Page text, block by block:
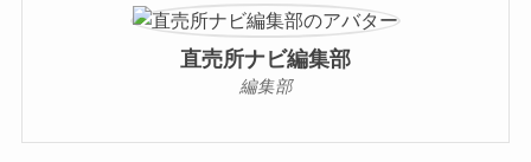
直売所ナビ編集部
編集部